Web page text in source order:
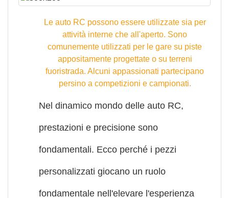
Le auto RC possono essere utilizzate sia per
attività interne che all'aperto. Sono
comunemente utilizzati per le gare su piste
appositamente progettate o su terreni
fuoristrada. Alcuni appassionati partecipano
persino a competizioni e campionati.
Nel dinamico mondo delle auto RC,
prestazioni e precisione sono
fondamentali. Ecco perché i pezzi
personalizzati giocano un ruolo
fondamentale nell'elevare l'esperienza